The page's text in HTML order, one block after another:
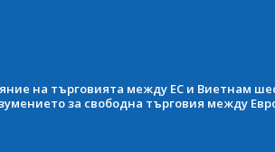
на търговията между ЕС и Виетнам
за свободна търговия между